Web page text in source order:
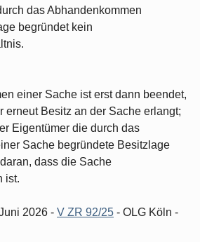
das Abhandenkommen
begründet kein
einer Sache ist erst dann beendet,
erneut Besitz an der Sache erlangt;
Eigentümer die durch das
Sache begründete Besitzlage
dass die Sache
ist.
2026 - V ZR 92/25 - OLG Köln -